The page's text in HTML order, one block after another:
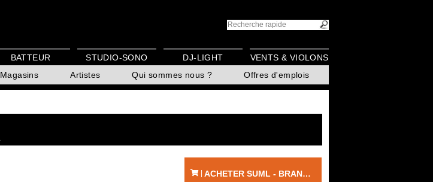
Magasins Artistes Qui sommes nous ? Offres d'emplois
BATTEUR STUDIO-SONO DJ-LIGHT VENTS & VIOLONS
ACHETER SUML - BRANCHER